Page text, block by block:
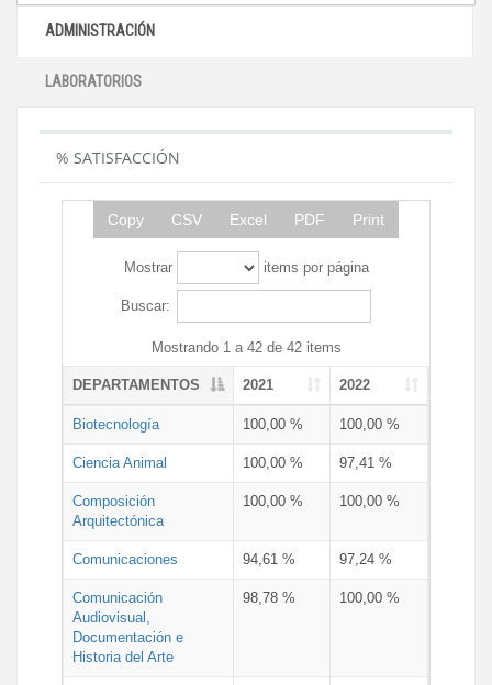
ADMINISTRACIÓN
LABORATORIOS
% SATISFACCIÓN
Copy CSV Excel PDF Print
Mostrar items por página
Buscar:
Mostrando 1 a 42 de 42 items
DEPARTAMENTOS 2021 2022
Biotecnología 100,00 % 100,00 %
Ciencia Animal 100,00 % 97,41 %
Composición
Arquitectónica
100,00 % 100,00 %
Comunicaciones 94,61 % 97,24 %
Comunicación
Audiovisual,
Documentación e
Historia del Arte
98,78 % 100,00 %